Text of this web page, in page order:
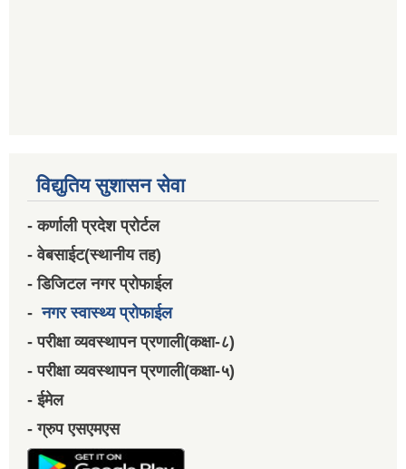
विद्युतिय सुशासन सेवा
- कर्णाली प्रदेश प्रोर्टल
- वेबसाईट(स्थानीय तह)
- डिजिटल नगर प्रोफाईल
-नगर स्वास्थ्य प्रोफाईल
- परीक्षा व्यवस्थापन प्रणाली(कक्षा-८)
- परीक्षा व्यवस्थापन प्रणाली(कक्षा-५)
- ईमेल
- ग्रुप एसएमएस